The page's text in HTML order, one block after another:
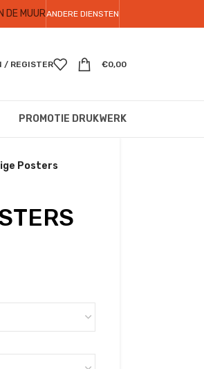
DE MUURANDERE DIENSTEN
/ REGISTER €0,00
PROMOTIE DRUKWERK
Posters